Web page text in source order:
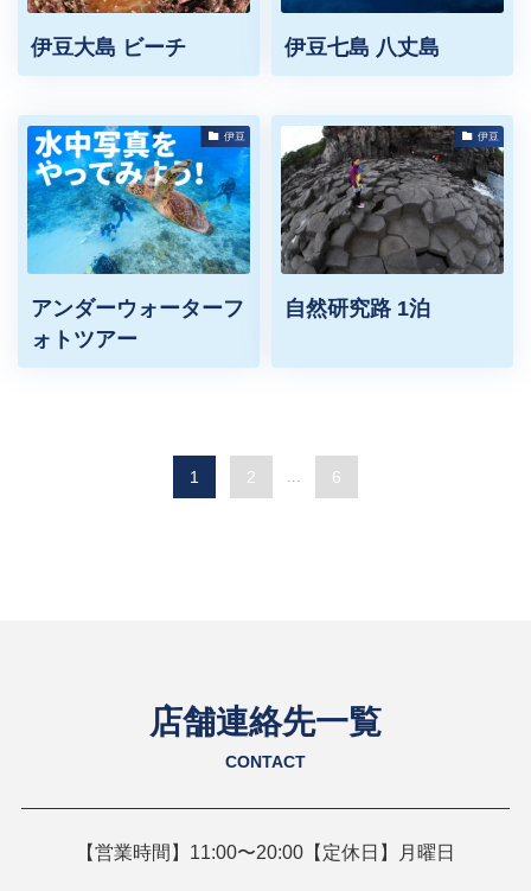
伊豆大島 ビーチ 伊豆七島 八丈島
伊豆
アンダーウォーターフ
ォトツアー
伊豆
自然研究路 1泊
1 2 6
店舗連絡先一覧
CONTACT
【営業時間】11:00〜20:00【定休日】月曜日